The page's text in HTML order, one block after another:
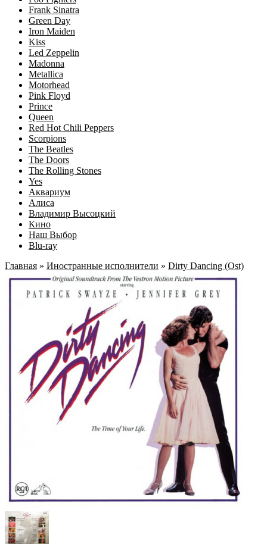
Frank Sinatra
Green Day
Iron Maiden
Kiss
Led Zeppelin
Madonna
Metallica
Motorhead
Pink Floyd
Prince
Queen
Red Hot Chili Peppers
Scorpions
The Beatles
The Doors
The Rolling Stones
Yes
Аквариум
Алиса
Владимир Высоцкий
Кино
Наш Выбор
Blu-ray
Главная » Иностранные исполнители » Dirty Dancing (Ost)